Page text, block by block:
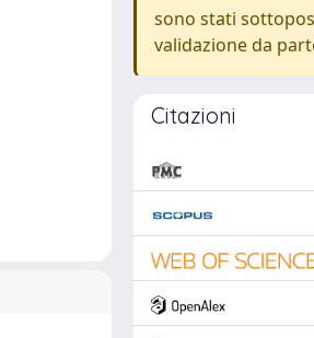
sono stati
validazione da
Citazioni